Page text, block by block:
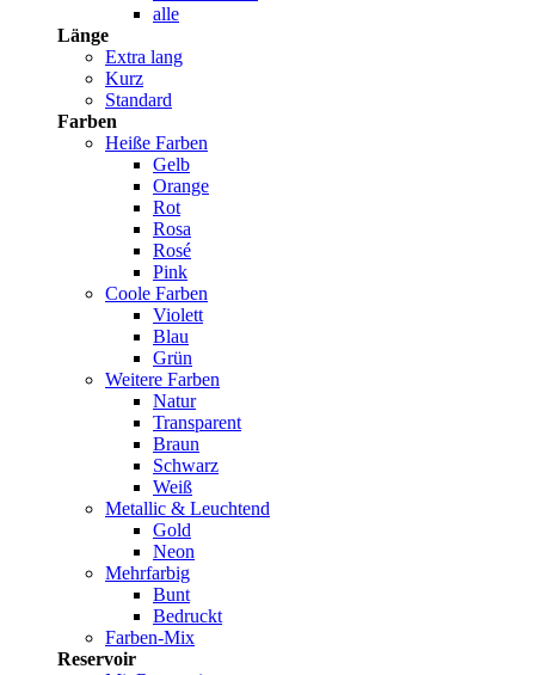
alle
Länge
Extra lang
Kurz
Standard
Farben
Heiße Farben
Gelb
Orange
Rot
Rosa
Rosé
Pink
Coole Farben
Violett
Blau
Grün
Weitere Farben
Natur
Transparent
Braun
Schwarz
Weiß
Metallic & Leuchtend
Gold
Neon
Mehrfarbig
Bunt
Bedruckt
Farben-Mix
Reservoir